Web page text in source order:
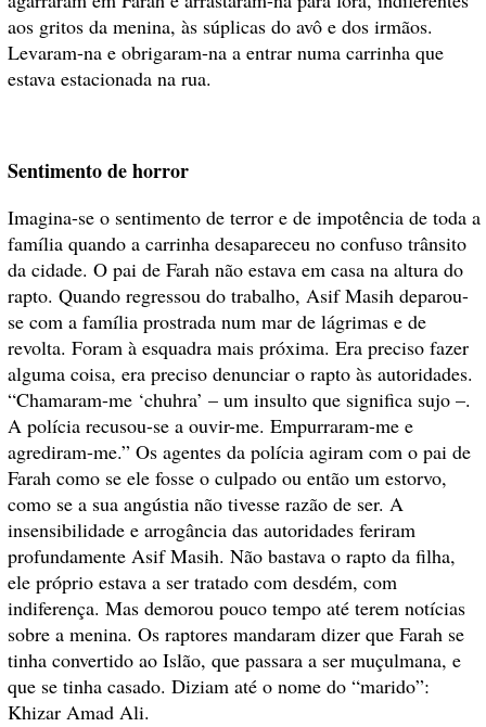
aos gritos da menina, às súplicas do avô e dos irmãos.
Levaram-na e obrigaram-na a entrar numa carrinha que
estava estacionada na rua.
Sentimento de horror
Imagina-se o sentimento de terror e de impotência de toda a
família quando a carrinha desapareceu no confuso trânsito
da cidade. O pai de Farah não estava em casa na altura do
rapto. Quando regressou do trabalho, Asif Masih deparou-
se com a família prostrada num mar de lágrimas e de
revolta. Foram à esquadra mais próxima. Era preciso fazer
alguma coisa, era preciso denunciar o rapto às autoridades.
“Chamaram-me ‘chuhra’ – um insulto que significa sujo –.
A polícia recusou-se a ouvir-me. Empurraram-me e
agrediram-me.” Os agentes da polícia agiram com o pai de
Farah como se ele fosse o culpado ou então um estorvo,
como se a sua angústia não tivesse razão de ser. A
insensibilidade e arrogância das autoridades feriram
profundamente Asif Masih. Não bastava o rapto da filha,
ele próprio estava a ser tratado com desdém, com
indiferença. Mas demorou pouco tempo até terem notícias
sobre a menina. Os raptores mandaram dizer que Farah se
tinha convertido ao Islão, que passara a ser muçulmana, e
que se tinha casado. Diziam até o nome do “marido”:
Khizar Amad Ali.